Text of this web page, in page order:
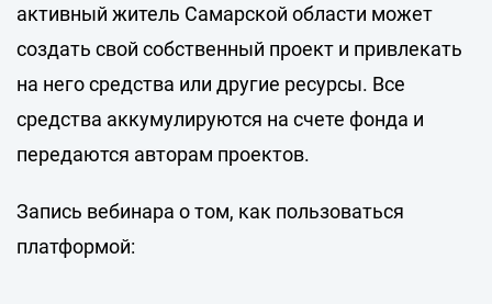
активный житель Самарской области может
создать свой собственный проект и привлекать
на него средства или другие ресурсы. Все
средства аккумулируются на счете фонда и
передаются авторам проектов.
Запись вебинара о том, как пользоваться
платформой: